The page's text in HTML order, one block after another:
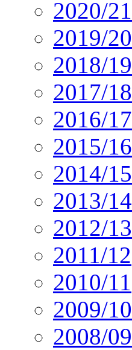
2020/21
2019/20
2018/19
2017/18
2016/17
2015/16
2014/15
2013/14
2012/13
2011/12
2010/11
2009/10
2008/09